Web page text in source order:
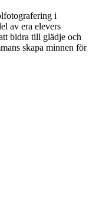
i
av era elevers
bidra till glädje och
skapa minnen för